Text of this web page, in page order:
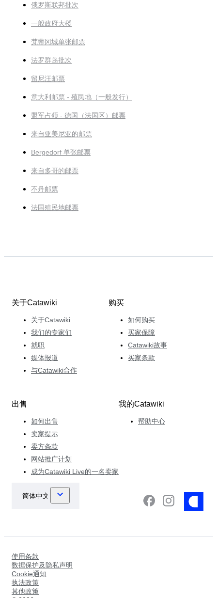
俄罗斯联邦批次
一般政府大楼
梵蒂冈城单张邮票
法罗群岛批次
留尼汪邮票
意大利邮票 - 殖民地（一般发行）
盟军占领 - 德国（法国区）邮票
来自亚美尼亚的邮票
Bergedorf 单张邮票
来自多哥的邮票
不丹邮票
法国殖民地邮票
关于Catawiki
关于Catawiki
我们的专家们
就职
媒体报道
与Catawiki合作
购买
如何购买
买家保障
Catawiki故事
买家条款
出售
如何出售
卖家提示
卖方条款
网站推广计划
成为Catawiki Live的一名卖家
我的Catawiki
帮助中心
使用条款
数据保护及隐私声明
Cookie通知
执法政策
其他政策